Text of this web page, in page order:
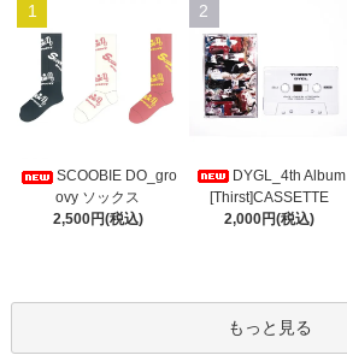
1
SCOOBIE DO_gro
ovy ソックス
2,500円(税込)
2
DYGL_4th Album
[Thirst]CASSETTE
2,000円(税込)
もっと見る